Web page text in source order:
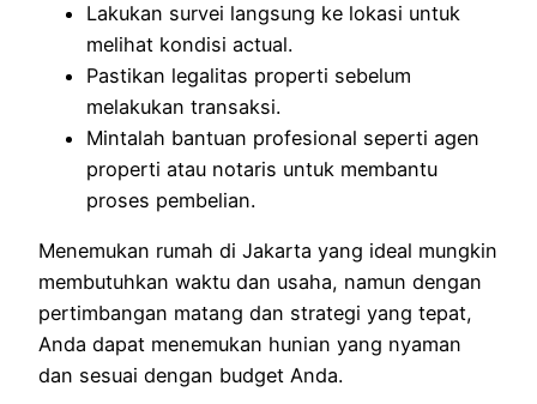
Lakukan survei langsung ke lokasi untuk
melihat kondisi actual.
Pastikan legalitas properti sebelum
melakukan transaksi.
Mintalah bantuan profesional seperti agen
properti atau notaris untuk membantu
proses pembelian.
Menemukan rumah di Jakarta yang ideal mungkin
membutuhkan waktu dan usaha, namun dengan
pertimbangan matang dan strategi yang tepat,
Anda dapat menemukan hunian yang nyaman
dan sesuai dengan budget Anda.